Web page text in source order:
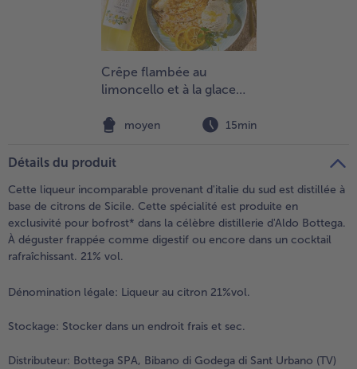
Crêpe flambée au
limoncello et à la glace
moyen 15min
Détails du produit
Cette liqueur incomparable provenant d'italie du sud est distillée à
base de citrons de Sicile. Cette spécialité est produite en
exclusivité pour bofrost* dans la célèbre distillerie d'Aldo Bottega.
À déguster frappée comme digestif ou encore dans un cocktail
rafraîchissant. 21% vol.
Dénomination légale: Liqueur au citron 21%vol.
Stockage: Stocker dans un endroit frais et sec.
Distributeur: Bottega SPA, Bibano di Godega di Sant Urbano (TV)